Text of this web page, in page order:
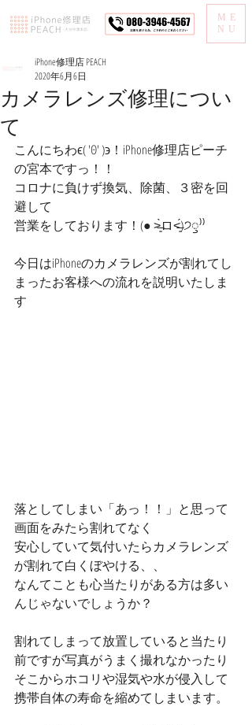
ME
NU
カメラレンズ修理につい
て
iPhone修理店 PEACH
2020年6月6日
こんにちわϵ( 'Θ' )϶！iPhone修理店ピーチ
の宮本ですっ！！
コロナに負けず換気、除菌、３密を回
避して
営業をしております！(● ˃̶͈̀ロ˂̶͈́)੭ꠥ⁾⁾
今日はiPhoneのカメラレンズが割れてし
まったお客様への流れを説明いたしま
す
落としてしまい「あっ！！」と思って
画面をみたら割れてなく
安心していて気付いたらカメラレンズ
が割れて白くぼやける、、
なんてことも心当たりがある方は多い
んじゃないでしょうか？
割れてしまって放置していると当たり
前ですが写真がうまく撮れなかったり
そこからホコリや湿気や水が侵入して
携帯自体の寿命を縮めてしまいます。